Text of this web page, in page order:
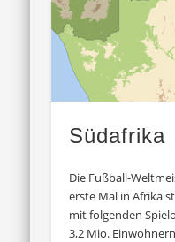
Südafrika
Die Fußball-
erste Mal in Afrika
mit folgenden
3,2 Mio.